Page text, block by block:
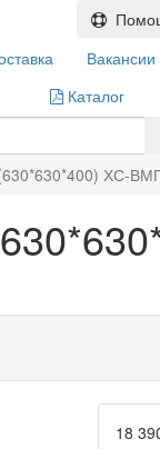
Вакансии
Каталог
ХС-
18